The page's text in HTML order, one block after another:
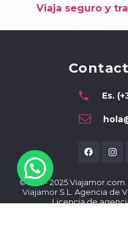
Viaja seguro y
phone Es.
© 2014- 2025
Viajamor S.L. Agencia de
Licencia de